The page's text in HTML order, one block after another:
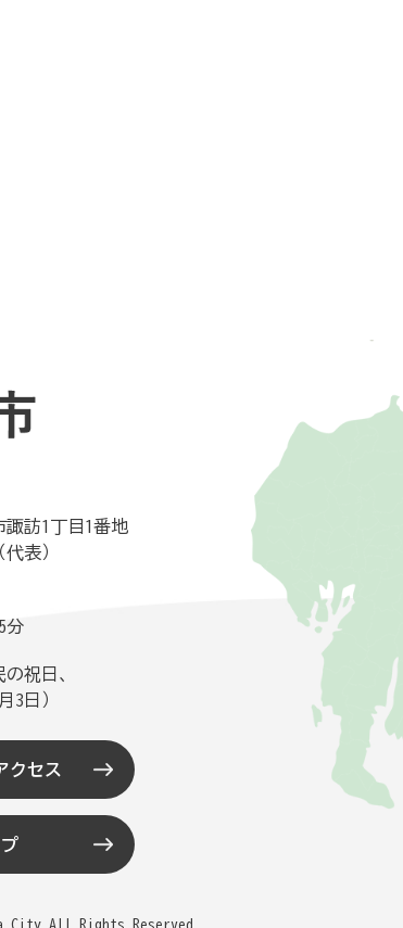
訪1丁目1番地
表）
分
祝日、
3日）
クセス
City.All Rights Reserved.